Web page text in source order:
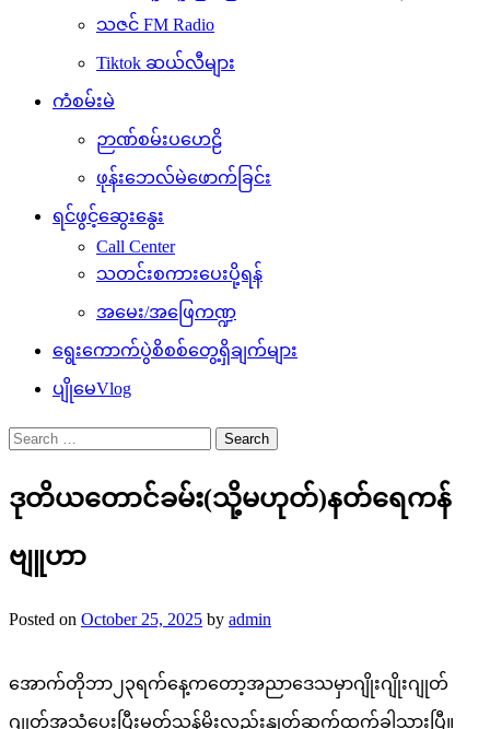
သဇင် FM Radio
Tiktok ဆယ်လီများ
ကံစမ်းမဲ
ဉာဏ်စမ်းပဟေဠိ
ဖုန်းဘေလ်မဲဖောက်ခြင်း
ရင်ဖွင့်ဆွေးနွေး
Call Center
သတင်းစကားပေးပို့ရန်
အမေး/အဖြေကဏ္ဍ
ရွေးကောက်ပွဲစိစစ်တွေ့ရှိချက်များ
ပျိုမေVlog
Search
for:
ဒုတိယတောင်ခမ်း(သို့မဟုတ်)နတ်ရေကန်
ဗျူဟာ
Posted on October 25, 2025 by admin
အောက်တိုဘာ၂၃ရက်နေ့ကတော့အညာဒေသမှာဂျိုးဂျိုးဂျုတ်
ဂျုတ်အသံပေးပြီးမုတ်သုန်မိုးလည်းနှုတ်ဆက်ထွက်ခွါသွားပြီ။